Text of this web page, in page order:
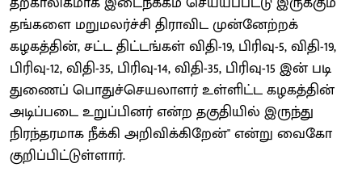
தங்களை மறுமலர்ச்சி திராவிட முன்னேற்றக்
கழகத்தின், சட்ட திட்டங்கள் விதி-19, பிரிவு-5, விதி-19,
பிரிவு-12, விதி-35, பிரிவு-14, விதி-35, பிரிவு-15 இன் படி
துணைப் பொதுச்செயலாளர் உள்ளிட்ட கழகத்தின்
அடிப்படை உறுப்பினர் என்ற தகுதியில் இருந்து
நிரந்தரமாக நீக்கி அறிவிக்கிறேன்" என்று வைகோ
குறிப்பிட்டுள்ளார்.